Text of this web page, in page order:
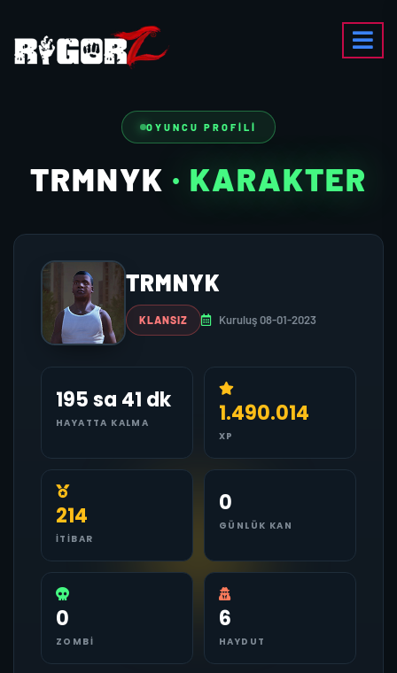
OYUNCU PROFILI
TRMNYK · KARAKTER
TRMNYK
KLANSIZ Kuruluş 08-01-2023
195 sa 41 dk
HAYATTA KALMA 1.490.014
XP
214
İTIBAR
0
GÜNLÜK KAN
0
ZOMBI
6
HAYDUT